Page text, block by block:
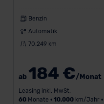
Benzin
Automatik
70.249 km
ab 184 €/Monat
Leasing inkl. MwSt.
60Monate • 10.000km/Jahr •